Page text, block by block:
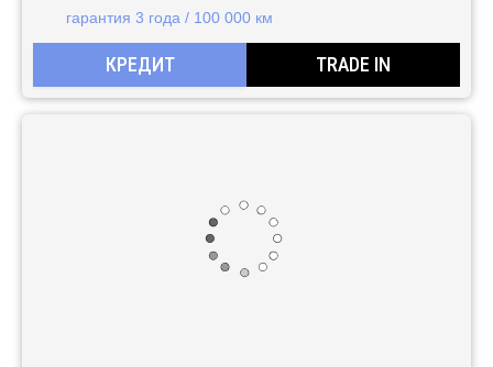
гарантия 3 года / 100 000 км
КРЕДИТ TRADE IN